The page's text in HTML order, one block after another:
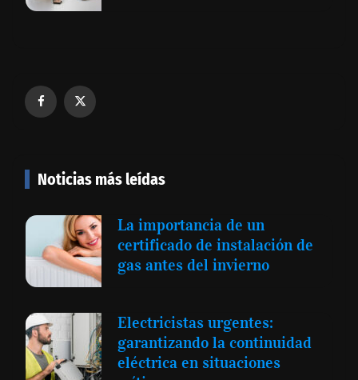
Noticias más leídas
La importancia de un
certificado de instalación de
gas antes del invierno
Electricistas urgentes:
garantizando la continuidad
eléctrica en situaciones